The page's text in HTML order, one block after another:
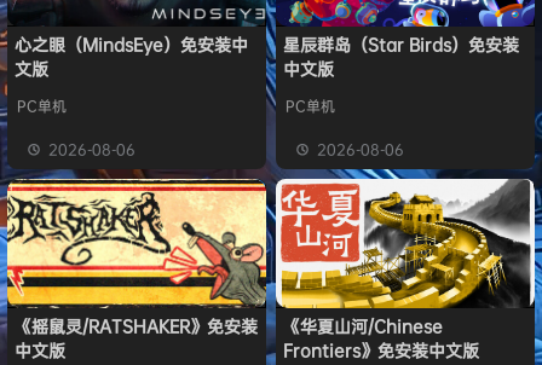
心之眼（MindsEye）免安装中
文版
PC单机
2026-08-06
星辰群岛（Star Birds）免安装
中文版
PC单机
2026-08-06
《摇鼠灵/RATSHAKER》免安装
中文版
《华夏山河/Chinese
Frontiers》免安装中文版